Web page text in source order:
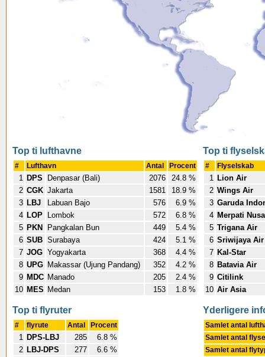
Top ti lufthavne
# Lufthavn Antal Procent
1 DPS Denpasar (Bali) 2076
24.8 %
2 CGK Jakarta 1581
18.9 %
3 LBJ Labuan Bajo 576
6.9 %
4 LOP Lombok 572
6.8 %
5 PKN Pangkalan Bun 449
5.4 %
6 SUB Surabaya 424
5.1 %
7 JOG Yogyakarta 368
4.4 %
8 UPG Makassar (Ujung Pandang) 352
4.2 %
9 MDC Manado 205
2.4 %
10 MES Medan 153 1.8 %
Top ti
# Flyselskab
1 Lion Air
2 Wings Air
3 Garuda
4 Merpati
5 Trigana Air
6 Sriwijaya Air
7 Kal-Star
8 Batavia Air
9 Citilink
10 Air Asia
Top ti flyruter
# flyrute Antal Procent
1 DPS-LBJ 285
6.8 %
2 LBJ-DPS 277
6.6 %
Yderligere
Samlet antal
Samlet antal
Samlet antal